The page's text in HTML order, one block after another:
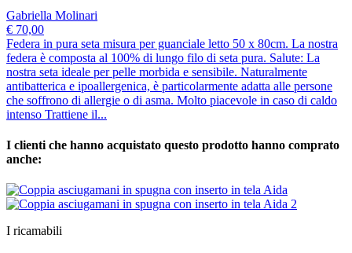
Gabriella Molinari
€ 70,00
Federa in pura seta misura per guanciale letto 50 x 80cm. La nostra
federa è composta al 100% di lungo filo di seta pura. Salute: La
nostra seta ideale per pelle morbida e sensibile. Naturalmente
antibatterica e ipoallergenica, è particolarmente adatta alle persone
che soffrono di allergie o di asma. Molto piacevole in caso di caldo
intenso Trattiene il...
I clienti che hanno acquistato questo prodotto hanno comprato
anche:
I ricamabili